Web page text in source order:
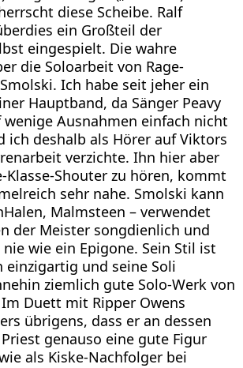
diese Scheibe. Ralf
ein Großteil der
eingespielt. Die wahre
die Soloarbeit von Rage-
Ich habe seit jeher ein
Hauptband, da Sänger Peavy
Ausnahmen einfach nicht
deshalb als Hörer auf Viktors
verzichte. Ihn hier aber
Shouter zu hören, kommt
sehr nahe. Smolski kann
Malmsteen – verwendet
der Meister songdienlich und
wie ein Epigone. Sein Stil ist
und seine Soli
ziemlich gute Solo-Werk von
Im Duett mit Ripper Owens
übrigens, dass er an dessen
genauso eine gute Figur
als Kiske-Nachfolger bei